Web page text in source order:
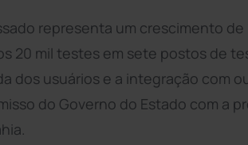
representa um crescimento de
20 mil testes em sete postos de
dos usuários e a integração com
do Governo do Estado com a